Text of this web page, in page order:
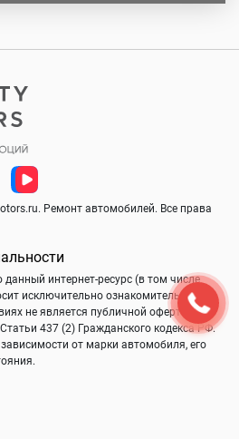
Ремонт автомобилей. Все права
интернет-ресурс (в том числе
исключительно ознакомительный
не является публичной офертой,
437 (2) Гражданского кодекса РФ.
от марки автомобиля, его